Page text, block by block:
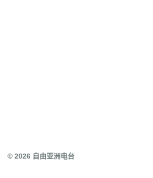
© 2026 自由亚洲电台